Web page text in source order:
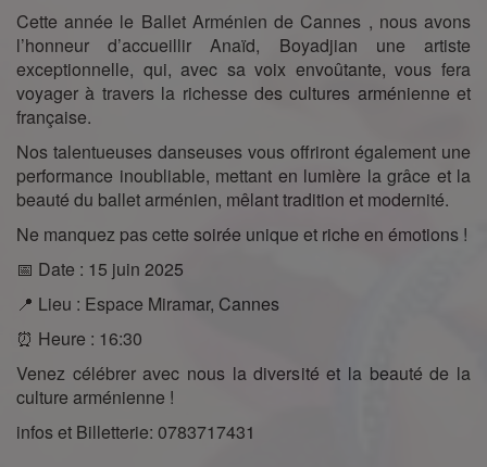
Cette année le Ballet Arménien de Cannes , nous avons
l’honneur d’accueillir Anaïd, Boyadjian une artiste
exceptionnelle, qui, avec sa voix envoûtante, vous fera
voyager à travers la richesse des cultures arménienne et
française.
Nos talentueuses danseuses vous offriront également une
performance inoubliable, mettant en lumière la grâce et la
beauté du ballet arménien, mêlant tradition et modernité.
Ne manquez pas cette soirée unique et riche en émotions !
📅 Date : 15 juin 2025
📍 Lieu : Espace Miramar, Cannes
⏰ Heure : 16:30
Venez célébrer avec nous la diversité et la beauté de la
culture arménienne !
infos et Billetterie: 0783717431